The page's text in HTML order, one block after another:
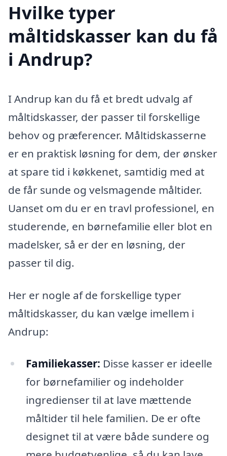
Hvilke typer
måltidskasser kan du få
i Andrup?
I Andrup kan du få et bredt udvalg af
måltidskasser, der passer til forskellige
behov og præferencer. Måltidskasserne
er en praktisk løsning for dem, der ønsker
at spare tid i køkkenet, samtidig med at
de får sunde og velsmagende måltider.
Uanset om du er en travl professionel, en
studerende, en børnefamilie eller blot en
madelsker, så er der en løsning, der
passer til dig.
Her er nogle af de forskellige typer
måltidskasser, du kan vælge imellem i
Andrup:
Familiekasser: Disse kasser er ideelle
for børnefamilier og indeholder
ingredienser til at lave mættende
måltider til hele familien. De er ofte
designet til at være både sundere og